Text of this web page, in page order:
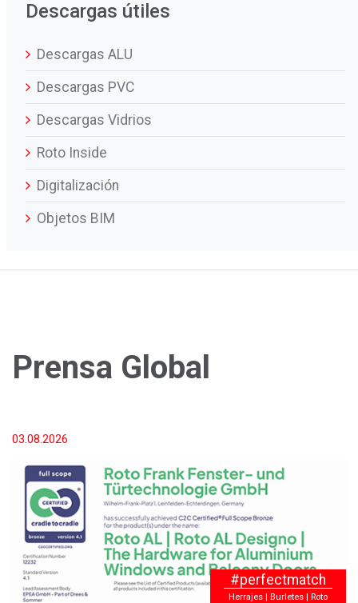
Descargas útiles
Descargas ALU
Descargas PVC
Descargas Vidrios
Roto Inside
Digitalización
Objetos BIM
Prensa Global
#perfectmatch
Herrajes | Burletes | Roto
03.08.2026